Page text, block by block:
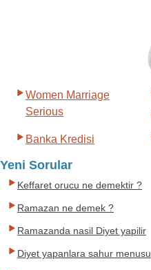
Women Marriage
Serious
Banka Kredisi
Yeni Sorular
Keffaret orucu ne demektir ?
Ramazan ne demek ?
Ramazanda nasil Diyet yapilir
Diyet yapanlara sahur menusu